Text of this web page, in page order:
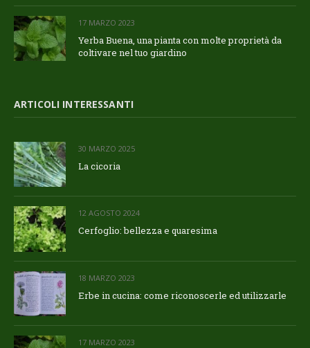
17 MARZO 2023
Yerba Buena, una pianta con molte proprietà da
coltivare nel tuo giardino
ARTICOLI INTERESSANTI
30 MARZO 2025
La cicoria
12 AGOSTO 2024
Cerfoglio: bellezza e quaresima
18 MARZO 2023
Erbe in cucina: come riconoscerle ed utilizzarle
17 MARZO 2023